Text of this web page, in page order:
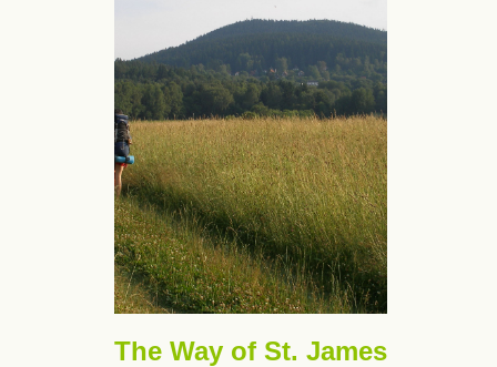
The Way of St. James